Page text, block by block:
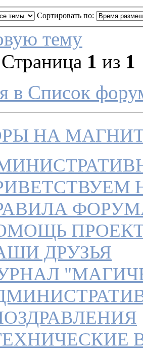
Сортировать по:
тему
1 из 1
в Список
НА
ПРАВИЛА
ДРУЗЬЯ